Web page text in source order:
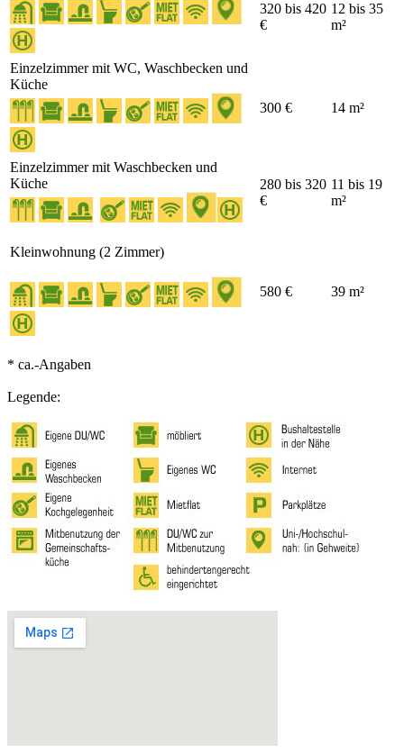
320 bis 420
€
12 bis 35
m²
Einzelzimmer mit WC, Waschbecken und
Küche
300 €
14 m²
Einzelzimmer mit Waschbecken und
Küche
280 bis 320
€
11 bis 19
m²
Kleinwohnung (2 Zimmer)
580 € 39 m²
* ca.-Angaben
Legende: